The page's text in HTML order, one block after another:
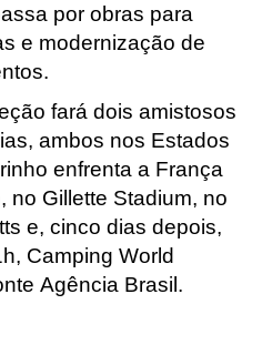
por obras para
e modernização de
fará dois amistosos
ambos nos Estados
enfrenta a França
no Gillette Stadium, no
e, cinco dias depois,
Camping World
Agência Brasil.